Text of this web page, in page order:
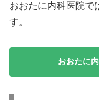
おおたに内科医院で
す。
おおたに